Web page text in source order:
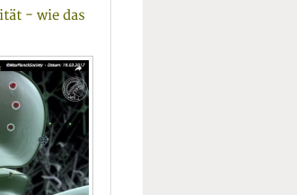
- wie das